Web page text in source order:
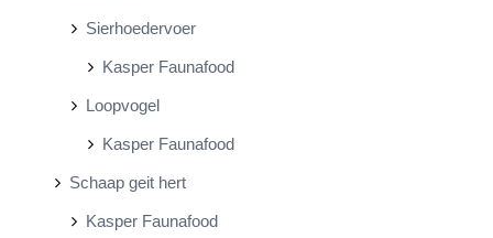
Sierhoedervoer
Kasper Faunafood
Loopvogel
Kasper Faunafood
Schaap geit hert
Kasper Faunafood